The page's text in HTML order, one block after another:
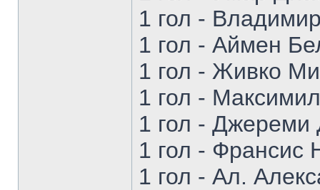
1 гол -
1 гол - Аймен
1 гол - Живко
1 гол -
1 гол -
1 гол - Франсис
1 гол - Ал.